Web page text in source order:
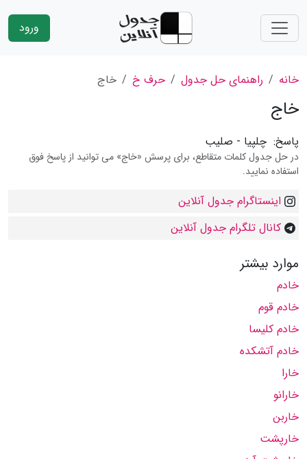
ورود
خانه راهنمای حل جدول حرف خ خاج
خاج
پاسخ: چلپیا - صلیب
در حل جدول کلمات متقاطع، برای پرسش «خاج» می توانید از پاسخ فوق
استفاده نمایید.
اینستاگرام جدول آنلاین
کانال تلگرام جدول آنلاین
موارد بیشتر
خادم
خادم قوم
خادم کلیسا
خادم آتشکده
خارا
خارانو
خاربن
خارپشت